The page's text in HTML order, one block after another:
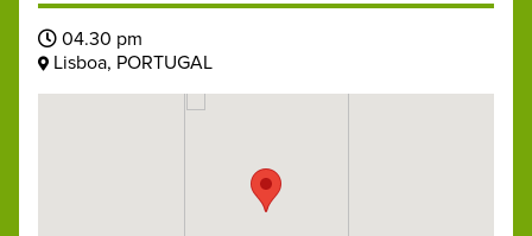
04.30 pm
Lisboa, PORTUGAL